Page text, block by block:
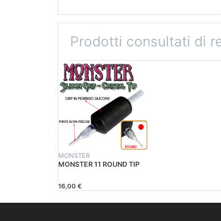
Prodotti consultati di
MONSTER
MONSTER 11 ROUND TIP
16,00 €